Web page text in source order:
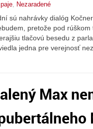
paje, Nezaradené
sú nahrávky dialóg
pretože pod rúškom
tlačovú besedu z
jedna pre verejnosť
Max